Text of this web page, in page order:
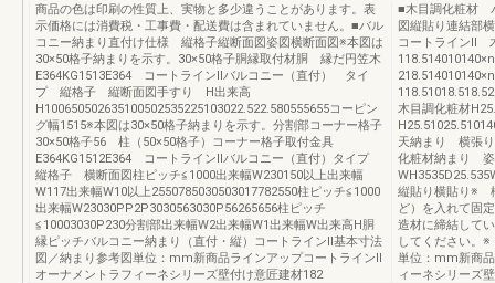
商品の色は印刷の性質上、実物と多少違うことがあります。表
示価格には消費税・工事費・配送費は含まれていません。■バル
コニー納まり直付け仕様 縦格子縦断面図姿図横断面図※本図は
30×50格子納まりを示す。30×50格子胴縁取付材胴 縁だ円笠木
E364KG1513E364 コートラインⅡバルコニー（直付） タイ
プ 縦格子 縦断面図手すり H出来高
H100650502635100502535225103022.522.580555655コーピン
グ幅1515※本図は30×50格子納まりを示す。分割部コーナー格子
30×50格子56 柱（50×50格子）コーナー格子取付金具
E364KG1512E364 コートラインⅡバルコニー（直付）タイプ
縦格子 横断面図柱ピッチ≦1000出来幅W230150以上出来幅
W117出来幅W10以上2550785030503017782550柱ピッチ≦1000
出来幅W23030PP2P3030563030P56265656柱ピッチ
≦10003030P230分割部出来幅W2出来幅W1出来幅W出来高H胴
縁ピッチバルコニー納まり（直付・縦）コートラインⅡ基本寸法
図／納まり参考図単位：mm新商品ラインアップコートラインⅡ
オーナメントラフィーネシリーズ壁付け意匠建材182
■木目調化粧材
図縦貼り連結部
コートラインⅡ
木目調化粧材
天納まり 横張
化粧材納まり
縦貼り横貼り※
ど）を入れて固
造材に締結して
してください。
単位：mm新商
ィーネシリーズ